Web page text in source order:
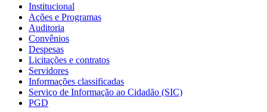
Institucional
Ações e Programas
Auditoria
Convênios
Despesas
Licitações e contratos
Servidores
Informações classificadas
Serviço de Informação ao Cidadão (SIC)
PGD